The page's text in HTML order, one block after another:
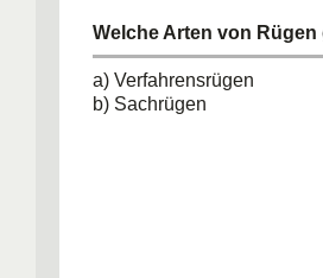
Welche Arten von Rügen
a) Verfahrensrügen
b) Sachrügen